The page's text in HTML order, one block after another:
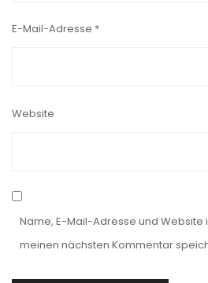
E-Mail-Adresse *
Website
Name, E-Mail-Adresse und Website
meinen nächsten Kommentar